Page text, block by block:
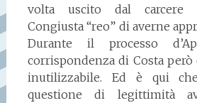
volta uscito dal carcere
Congiusta “reo” di averne
Durante il processo
corrispondenza di Costa però
inutilizzabile. Ed è qui
questione di legittimità